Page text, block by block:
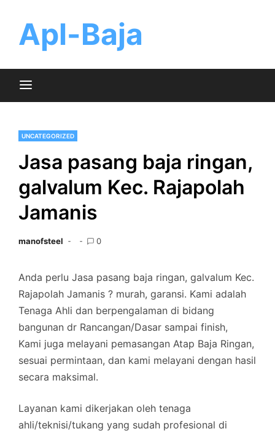
contentApl-Baja
UNCATEGORIZED
Jasa pasang baja ringan,
galvalum Kec. Rajapolah
Jamanis
manofsteel 0
Anda perlu Jasa pasang baja ringan, galvalum Kec.
Rajapolah Jamanis ? murah, garansi. Kami adalah
Tenaga Ahli dan berpengalaman di bidang
bangunan dr Rancangan/Dasar sampai finish,
Kami juga melayani pemasangan Atap Baja Ringan,
sesuai permintaan, dan kami melayani dengan hasil
secara maksimal.
Layanan kami dikerjakan oleh tenaga
ahli/teknisi/tukang yang sudah profesional di